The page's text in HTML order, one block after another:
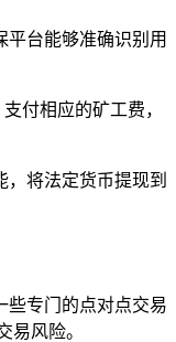
台能够准确识别用
付相应的矿工费，
将法定货币提现到
些专门的点对点交易
风险。